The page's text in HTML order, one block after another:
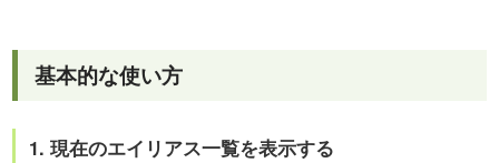
基本的な使い方
1. 現在のエイリアス一覧を表示する